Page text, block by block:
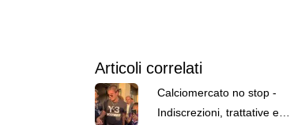
Articoli correlati
Calciomercato no stop -
Indiscrezioni, trattative e